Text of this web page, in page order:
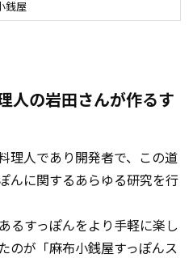
銭屋
人の岩田さんが作るす
理人であり開発者で、この道
んに関するあらゆる研究を行
るすっぽんをより手軽に楽し
のが「麻布小銭屋すっぽんス